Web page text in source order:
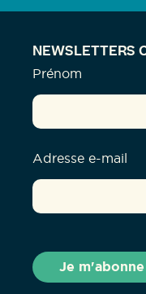
NEWSLETTERS
Prénom
Adresse e-mail